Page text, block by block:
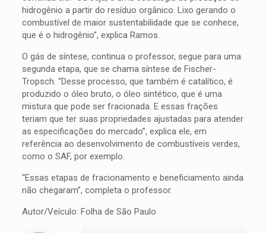
hidrogênio a partir do resíduo orgânico. Lixo gerando o
combustível de maior sustentabilidade que se conhece,
que é o hidrogênio”, explica Ramos.
O gás de síntese, continua o professor, segue para uma
segunda etapa, que se chama síntese de Fischer-
Tropsch. “Desse processo, que também é catalítico, é
produzido o óleo bruto, o óleo sintético, que é uma
mistura que pode ser fracionada. E essas frações
teriam que ter suas propriedades ajustadas para atender
as especificações do mercado”, explica ele, em
referência ao desenvolvimento de combustíveis verdes,
como o SAF, por exemplo.
“Essas etapas de fracionamento e beneficiamento ainda
não chegaram”, completa o professor.
Autor/Veículo: Folha de São Paulo